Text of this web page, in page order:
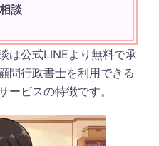
談
は公式LINEより無料で承
問行政書士を利用できる
ービスの特徴です。